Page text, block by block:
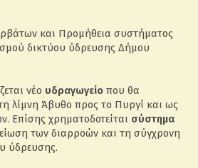
και Προμήθεια συστήματος
δικτύου ύδρευσης Δήμου
νέο υδραγωγείο που θα
λίμνη Άβυθο προς το Πυργί και ως
Επίσης χρηματοδοτείται σύστημα
των διαρροών και τη σύγχρονη
ύδρευσης.